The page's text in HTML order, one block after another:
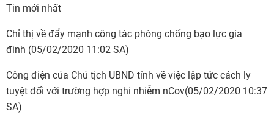
Tin mới nhất
Chỉ thị về đẩy mạnh công tác phòng chống bạo lực gia
đình (05/02/2020 11:02 SA)
Công điện của Chủ tịch UBND tỉnh về việc lập tức cách ly
tuyệt đối với trường hợp nghi nhiễm nCov(05/02/2020 10:37
SA)